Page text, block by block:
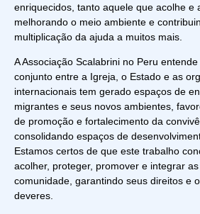
enriquecidos, tanto aquele que acolhe e
melhorando o meio ambiente e
multiplicação da ajuda a muitos mais.
A Associação Scalabrini no Peru
conjunto entre a Igreja, o Estado e as
internacionais tem gerado espaços de
migrantes e seus novos ambientes,
de promoção e fortalecimento da
consolidando espaços de
Estamos certos de que este trabalho
acolher, proteger, promover e integrar
comunidade, garantindo seus direitos e
deveres.